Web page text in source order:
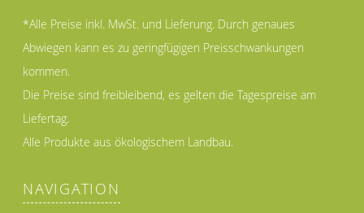
*Alle Preise inkl. MwSt. und Lieferung. Durch genaues
Abwiegen kann es zu geringfügigen Preisschwankungen
kommen.
Die Preise sind freibleibend, es gelten die Tagespreise am
Liefertag.
Alle Produkte aus ökologischem Landbau.
NAVIGATION